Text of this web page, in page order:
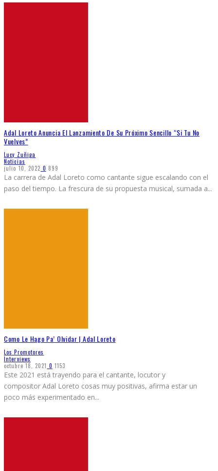
Adal Loreto Anuncia El Lanzamiento De Su Próximo Sencillo “Si Tu No
Vuelves”
Lucy Zuñiga
Noticias
julio 10, 2022 0 899
La carrera de Adal Loreto como cantante sigue escalando con el
paso del tiempo. La frescura de su propuesta musical, sumada a...
Como Le Hago Pa’ Olvidar | Adal Loreto
Los Promotores
Interviews
octubre 18, 2021 0 1153
Este 2021 está trayendo para el cantante, locutor y
compositor Adal Loreto cosas muy positivas, afirma estar un
poco más experimentado en...